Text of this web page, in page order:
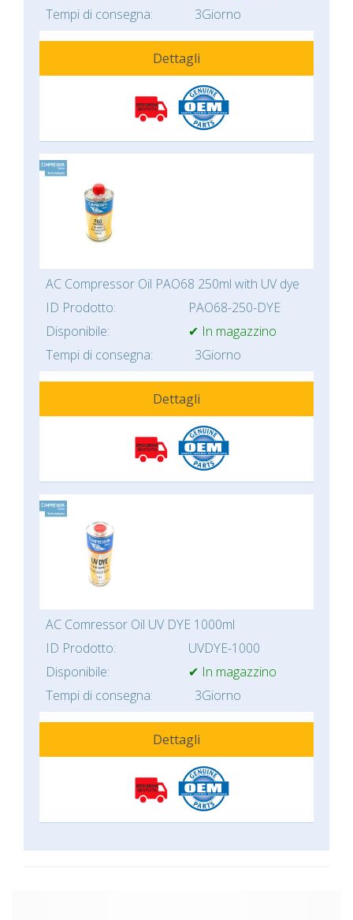
Tempi di consegna:
3Giorno
Dettagli
AC Compressor Oil PAO68 250ml with UV dye
ID Prodotto:
PAO68-250-DYE
Disponibile:
✔ In magazzino
Tempi di consegna:
3Giorno
Dettagli
AC Comressor Oil UV DYE 1000ml
ID Prodotto:
UVDYE-1000
Disponibile:
✔ In magazzino
Tempi di consegna:
3Giorno
Dettagli